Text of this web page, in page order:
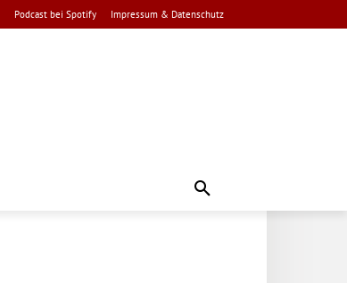
Podcast bei Spotify Impressum & Datenschutz